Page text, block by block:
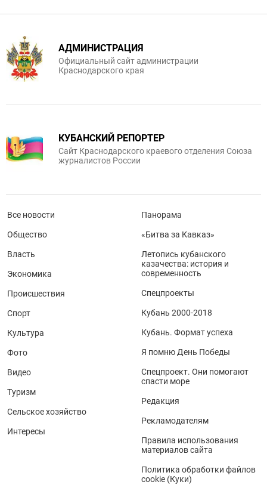
АДМИНИСТРАЦИЯ
Официальный сайт администрации
Краснодарского края
КУБАНСКИЙ РЕПОРТЕР
Сайт Краснодарского краевого отделения Союза
журналистов России
Все новости
Общество
Власть
Экономика
Происшествия
Спорт
Культура
Фото
Видео
Туризм
Сельское хозяйство
Интересы
Панорама
«Битва за Кавказ»
Летопись кубанского
казачества: история и
современность
Спецпроекты
Кубань 2000-2018
Кубань. Формат успеха
Я помню День Победы
Спецпроект. Они помогают
спасти море
Редакция
Рекламодателям
Правила использования
материалов сайта
Политика обработки файлов
cookie (Куки)